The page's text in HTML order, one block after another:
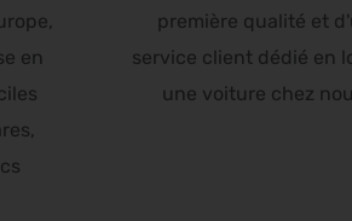
en
première qualité et
service client dédié en
une voiture chez